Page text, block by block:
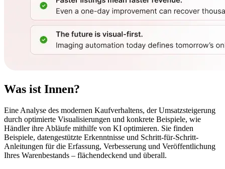
Was ist Innen?
Eine Analyse des modernen Kaufverhaltens, der Umsatzsteigerung
durch optimierte Visualisierungen und konkrete Beispiele, wie
Händler ihre Abläufe mithilfe von KI optimieren. Sie finden
Beispiele, datengestützte Erkenntnisse und Schritt-für-Schritt-
Anleitungen für die Erfassung, Verbesserung und Veröffentlichung
Ihres Warenbestands – flächendeckend und überall.